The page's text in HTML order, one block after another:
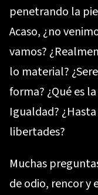
penetrando la
Acaso, ¿no
vamos?
lo material?
forma? ¿Qué es
Igualdad?
libertades?
Muchas
de odio, rencor y